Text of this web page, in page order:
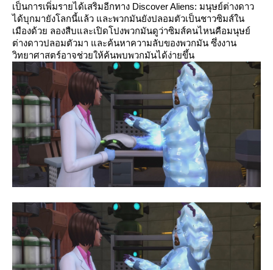
เป็นการเพิ่มรายได้เสริมอีกทาง Discover Aliens: มนุษย์ต่างดาว
ได้บุกมายังโลกนี้แล้ว และพวกมันยังปลอมตัวเป็นชาวซิมส์ใน
เมืองด้วย ลองสืบและเปิดโปงพวกมันดูว่าซิมส์คนไหนคือมนุษย์
ต่างดาวปลอมตัวมา และค้นหาความลับของพวกมัน ซึ่งงาน
วิทยาศาสตร์อาจช่วยให้ค้นพบพวกมันได้ง่ายขึ้น